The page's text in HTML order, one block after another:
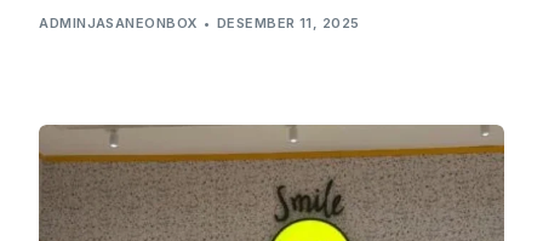
ADMINJASANEONBOX DESEMBER 11, 2025